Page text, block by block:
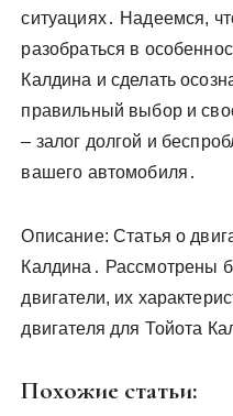
ситуациях․ Надеемся,
разобраться в
Калдина и сделать
правильный выбор и
– залог долгой и
вашего автомобиля․
Описание: Статья о
Калдина․ Рассмотрены
двигатели, их
двигателя для Тойота
Похожие статьи: